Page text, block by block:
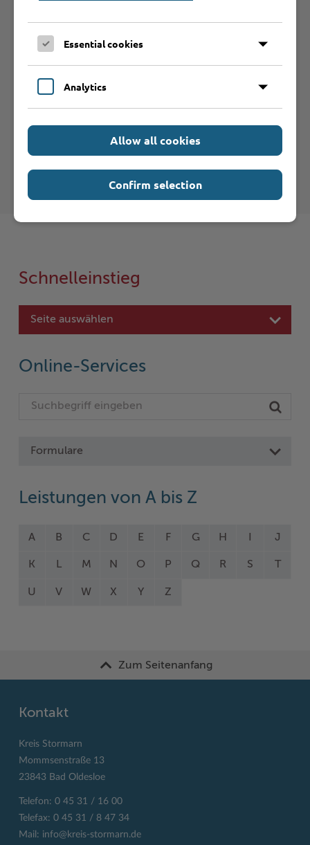
Hilfe & Kontakt:
Schnelleinstieg
Seite auswählen
Online-Services
Formulare
Leistungen von A bis Z
A B C D E F G H J
K L M N O P Q R S
U V W X Y Z
Zum Seitenanfang
Kontakt
Kreis Stormarn
Mommsenstraße 13
23843 Bad Oldesloe
Telefon: 0 45 31 / 16 00
Telefax: 0 45 31 / 8 47 34
Mail: info@kreis-stormarn.de
Essential cookies
Analytics
Allow all cookies
Confirm selection